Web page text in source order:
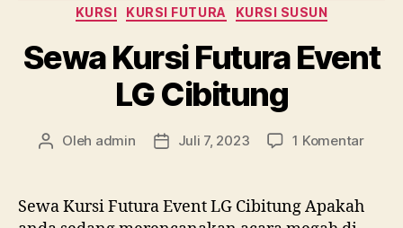
KURSI
KURSI FUTURA KURSI SUSUN
Sewa Kursi Futura Event
LG Cibitung
Penulis
Oleh admin
Tanggal
Juli 7, 2023 1 Komentarpada
Sewa Kursi Futura Event LG Cibitung Apakah